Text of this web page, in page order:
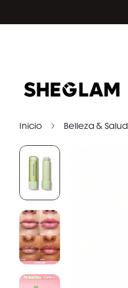
Inicio Belleza & Salud